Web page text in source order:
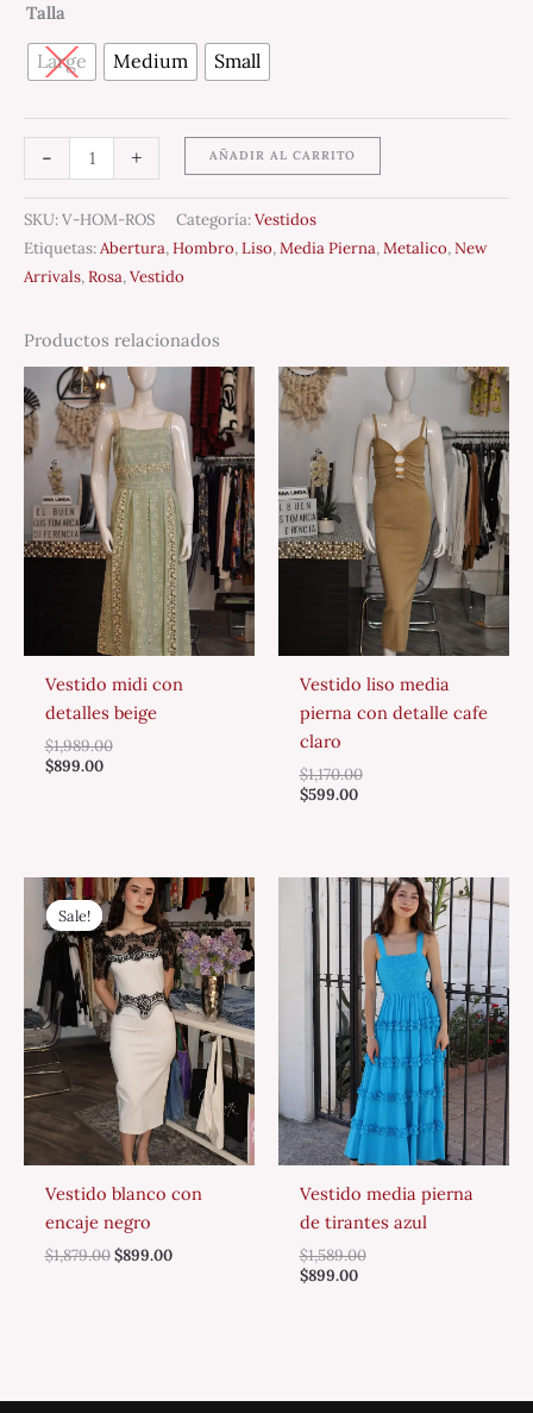
Talla
Large Medium Small
- + AÑADIR AL CARRITO
SKU:V-HOM-ROS Categoría:Vestidos
Etiquetas:Abertura,Hombro,Liso,Media Pierna,Metalico,New
Arrivals,Rosa,Vestido
Productos relacionados
Vestido midi con
detalles beige
$1,989.00
$899.00
Vestido liso media
pierna con detalle cafe
claro
$1,170.00
$599.00
Sale!
Sale!
Vestido blanco con
encaje negro
$1,879.00
Original
price
was:
$1,879.00.
$899.00
Current
price
is:
$899.00.
Vestido media pierna
de tirantes azul
$1,589.00
$899.00